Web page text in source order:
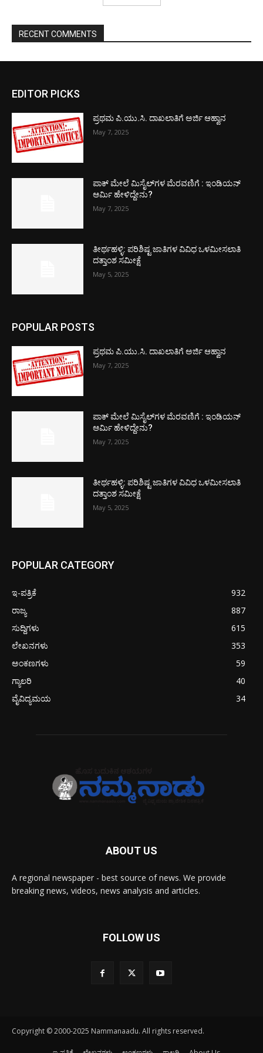
RECENT COMMENTS
EDITOR PICKS
ಪ್ರಥಮ ಪಿ.ಯು.ಸಿ. ದಾಖಲಾತಿಗೆ ಅರ್ಜಿ ಆಹ್ವಾನ
May 7, 2025
ಪಾಕ್​ ಮೇಲೆ ಮಿಸೈಲ್​ಗಳ ಮೆರವಣಿಗೆ : ಇಂಡಿಯನ್
ಆರ್ಮಿ ಹೇಳಿದ್ದೇನು?
May 7, 2025
ತೀರ್ಥಹಳ್ಳಿ: ಪರಿಶಿಷ್ಟ ಜಾತಿಗಳ ವಿವಿಧ ಒಳಮೀಸಲಾತಿ
ದತ್ತಾಂಶ ಸಮೀಕ್ಷೆ
May 5, 2025
POPULAR POSTS
ಪ್ರಥಮ ಪಿ.ಯು.ಸಿ. ದಾಖಲಾತಿಗೆ ಅರ್ಜಿ ಆಹ್ವಾನ
May 7, 2025
ಪಾಕ್​ ಮೇಲೆ ಮಿಸೈಲ್​ಗಳ ಮೆರವಣಿಗೆ : ಇಂಡಿಯನ್
ಆರ್ಮಿ ಹೇಳಿದ್ದೇನು?
May 7, 2025
ತೀರ್ಥಹಳ್ಳಿ: ಪರಿಶಿಷ್ಟ ಜಾತಿಗಳ ವಿವಿಧ ಒಳಮೀಸಲಾತಿ
ದತ್ತಾಂಶ ಸಮೀಕ್ಷೆ
May 5, 2025
POPULAR CATEGORY
ಇ-ಪತ್ರಿಕೆ
932
ರಾಜ್ಯ
887
ಸುದ್ದಿಗಳು
615
ಲೇಖನಗಳು
353
ಅಂಕಣಗಳು
59
ಗ್ಯಾಲರಿ
40
ವೈವಿದ್ಯಮಯ
34
ABOUT US
A regional newspaper - best source of news. We provide
breaking news, videos, news analysis and articles.
FOLLOW US
Copyright © 2000-2025 Nammanaadu. All rights reserved.